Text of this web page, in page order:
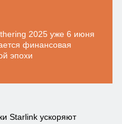
2025 уже 6 июня
финансовая
эпохи
Starlink ускоряют